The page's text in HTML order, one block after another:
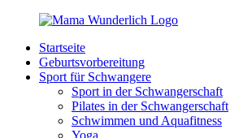
Zurück
Inhalt
MamaWunderlich.de
Mutti
sein
wunderbar!
Startseite
Geburtsvorbereitung
Sport für Schwangere
Sport in der Schwangerschaft
Pilates in der Schwangerschaft
Schwimmen und Aquafitness
Yoga